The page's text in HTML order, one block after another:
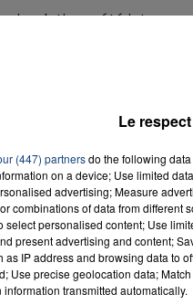
circulation a été
Alejandro
LADY GAGA
RADIO
Le
(447) partnersdo the following
on a device; Use limited
advertising; Measure
combinations of data from different
select personalised content; Use
present advertising and content;
as IP address and browsing data to
Use precise geolocation data;
information transmitted automatically.